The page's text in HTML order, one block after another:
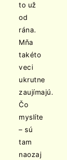
to už
od
rána.
Mňa
takéto
veci
ukrutne
zaujímajú.
Čo
myslíte
– sú
tam
naozaj